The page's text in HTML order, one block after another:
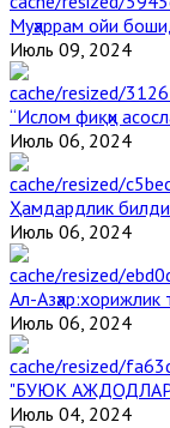
Муҳаррам ойи
Июль 09, 2024
“Ислом фиқҳи
Июль 06, 2024
Ҳамдардлик
Июль 06, 2024
Aл-
Июль 06, 2024
"БУЮК
Июль 04, 2024